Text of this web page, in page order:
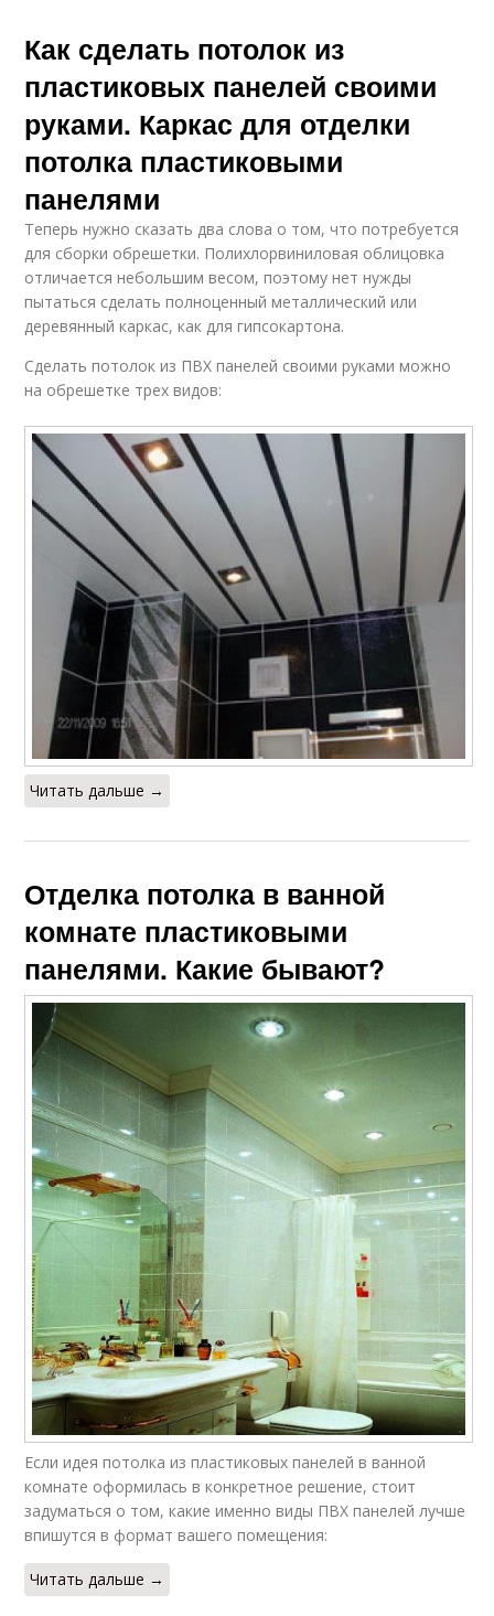
Как сделать потолок из
пластиковых панелей своими
руками. Каркас для отделки
потолка пластиковыми
панелями
Теперь нужно сказать два слова о том, что потребуется
для сборки обрешетки. Полихлорвиниловая облицовка
отличается небольшим весом, поэтому нет нужды
пытаться сделать полноценный металлический или
деревянный каркас, как для гипсокартона.
Сделать потолок из ПВХ панелей своими руками можно
на обрешетке трех видов:
Читать дальше →
Отделка потолка в ванной
комнате пластиковыми
панелями. Какие бывают?
Если идея потолка из пластиковых панелей в ванной
комнате оформилась в конкретное решение, стоит
задуматься о том, какие именно виды ПВХ панелей лучше
впишутся в формат вашего помещения:
Читать дальше →